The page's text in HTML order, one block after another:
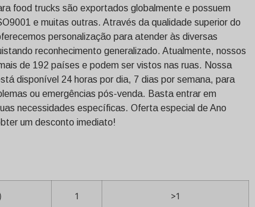
food trucks são exportados globalmente e possuem
e muitas outras. Através da qualidade superior do
personalização para atender às diversas
reconhecimento generalizado. Atualmente, nossos
de 192 países e podem ser vistos nas ruas. Nossa
disponível 24 horas por dia, 7 dias por semana, para
ou emergências pós-venda. Basta entrar em
necessidades específicas. Oferta especial de Ano
um desconto imediato!
1 >1